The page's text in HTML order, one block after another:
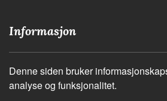
Informasjon
Denne siden bruker
analyse og funksjonalitet.